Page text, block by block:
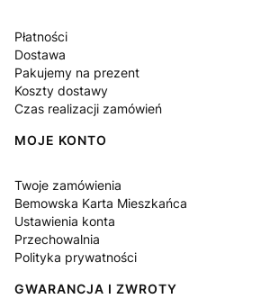
Płatności
Dostawa
Pakujemy na prezent
Koszty dostawy
Czas realizacji zamówień
MOJE KONTO
Twoje zamówienia
Bemowska Karta Mieszkańca
Ustawienia konta
Przechowalnia
Polityka prywatności
GWARANCJA I ZWROTY